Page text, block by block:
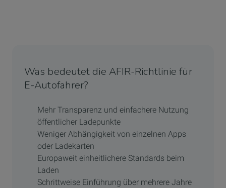
Was bedeutet die AFIR-Richtlinie für
E-Autofahrer?
Mehr Transparenz und einfachere Nutzung
öffentlicher Ladepunkte
Weniger Abhängigkeit von einzelnen Apps
oder Ladekarten
Europaweit einheitlichere Standards beim
Laden
Schrittweise Einführung über mehrere Jahre